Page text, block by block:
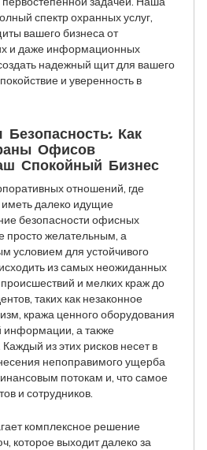
спектр охранных услуг,
вашего бизнеса от
и даже информационных
надежный щит для вашего
и уверенность в
Безопасность: Как
Офисов
Спокойный Бизнес
отношений, где
далеко идущие
безопасности офисных
просто желательным, а
условием для устойчивого
из самых неожиданных
и мелких краж до
таких как незаконное
кража ценного оборудования
информации, а также
из этих рисков несет в
непоправимого ущерба
потокам и, что самое
и сотрудников.
комплексное решение
которое выходит далеко за